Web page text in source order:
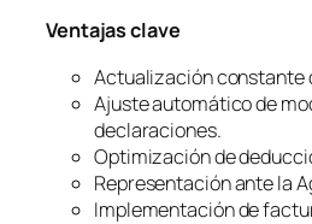
Ventajas clave
Actualización constante
Ajuste automático de
declaraciones.
Optimización de
Representación ante la
Implementación de